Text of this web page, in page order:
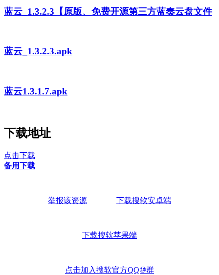
蓝云_1.3.2.3【原版、免费开源第三方蓝奏云盘文件
蓝云_1.3.2.3.apk
蓝云1.3.1.7.apk
下载地址
点击下载
备用下载
举报该资源 下载搜软安卓端
下载搜软苹果端
点击加入搜软官方QQ⑩群